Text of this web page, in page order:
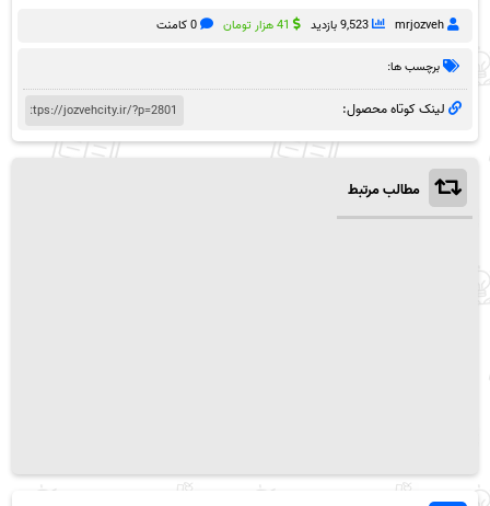
mrjozveh 9,523 بازدید 41 هزار تومان 0 کامنت
برچسب ها:
لینک کوتاه محصول:
مطالب مرتبط